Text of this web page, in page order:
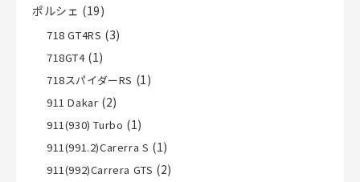
ポルシェ (19)
718 GT4RS (3)
718GT4(1)
718スパイダーRS (1)
911 Dakar (2)
911(930) Turbo (1)
911(991.2)Carerra S (1)
911(992)Carrera GTS (2)